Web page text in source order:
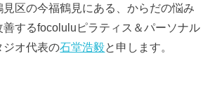
区の今福鶴見にある、からだの悩み
善するfocoluluピラティス＆パーソナル
ジオ代表の石堂浩毅と申します。